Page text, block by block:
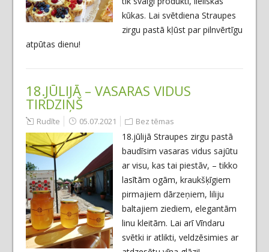
kūkas. Lai svētdiena Straupes
zirgu pastā kļūst par pilnvērtīgu
atpūtas dienu!
18.JŪLIJĀ – VASARAS VIDUS
TIRDZIŅŠ
Rudīte 05.07.2021 Bez tēmas
18.jūlijā Straupes zirgu pastā
baudīsim vasaras vidus sajūtu
ar visu, kas tai piestāv, – tikko
lasītām ogām, kraukšķīgiem
pirmajiem dārzeņiem, liliju
baltajiem ziediem, elegantām
linu kleitām. Lai arī Vīndaru
svētki ir atlikti, veldzēsimies ar